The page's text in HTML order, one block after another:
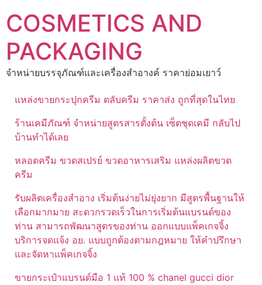
to
content
COSMETICS AND
PACKAGING
จำหน่ายบรรจุภัณฑ์และเครื่องสำอางค์ ราคาย่อมเยาว์
แหล่งขายกระปุกครีม ตลับครีม ราคาส่ง ถูกที่สุดในไทย
ร้านเคมีภัณฑ์ จำหน่ายสูตรสารตั้งต้น เซ็ตชุดเคมี กลับไป
บ้านทำได้เลย
หลอดครีม ขวดสเปรย์ ขวดอาหารเสริม แหล่งผลิตขวด
ครีม
รับผลิตเครื่องสำอาง เริ่มต้นง่ายไม่ยุ่งยาก มีสูตรพื้นฐานให้
เลือกมากมาย สะดวกรวดเร็วในการเริ่มต้นแบรนด์ของ
ท่าน สามารถพัฒนาสูตรของท่าน ออกแบบแพ็คเกจจิ้ง
บริการจดแจ้ง อย. แบบถูกต้องตามกฎหมาย ให้คำปรึกษา
และจัดหาแพ็คเกจจิ้ง
ขายกระเป๋าแบรนด์มือ 1 แท้ 100 % chanel gucci dior